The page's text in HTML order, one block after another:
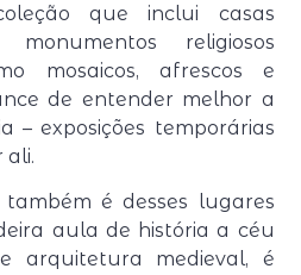
que inclui casas
monumentos religiosos
mosaicos, afrescos e
de entender melhor a
– exposições temporárias
ali.
também é desses lugares
aula de história a céu
arquitetura medieval, é